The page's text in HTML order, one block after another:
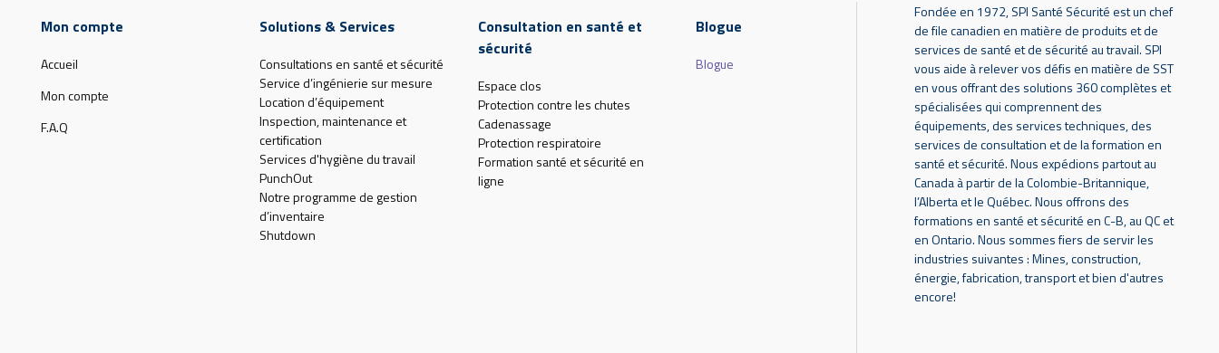
Mon compte
Accueil
Mon compte
F.A.Q
Solutions & Services
Consultations en santé et sécurité
Service d’ingénierie sur mesure
Location d’équipement
Inspection, maintenance et
certification
Services d'hygiène du travail
PunchOut
Notre programme de gestion
d’inventaire
Shutdown
Consultation en santé et
sécurité
Espace clos
Protection contre les chutes
Cadenassage
Protection respiratoire
Formation santé et sécurité en
ligne
Blogue
Blogue
Fondée en 1972, SPI Santé Sécurité est un chef
de file canadien en matière de produits et de
services de santé et de sécurité au travail. SPI
vous aide à relever vos défis en matière de SST
en vous offrant des solutions 360 complètes et
spécialisées qui comprennent des
équipements, des services techniques, des
services de consultation et de la formation en
santé et sécurité. Nous expédions partout au
Canada à partir de la Colombie-Britannique,
l’Alberta et le Québec. Nous offrons des
formations en santé et sécurité en C-B, au QC et
en Ontario. Nous sommes fiers de servir les
industries suivantes : Mines, construction,
énergie, fabrication, transport et bien d'autres
encore!